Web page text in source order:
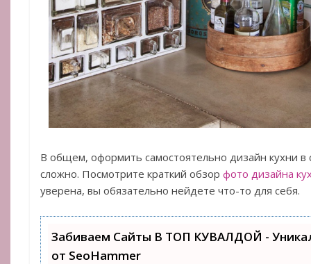
В общем, оформить самостоятельно дизайн кухни в
сложно. Посмотрите краткий обзорфото дизайна
уверена, вы обязательно нейдете что-то для себя.
Забиваем Сайты В ТОП КУВАЛДОЙ -
от SeoHammer